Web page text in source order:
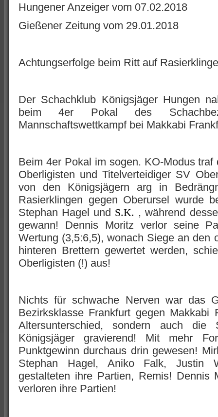
Hungener Anzeiger vom 07.02.2018
Gießener Zeitung vom 29.01.2018
Achtungserfolge beim Ritt auf
Der Schachklub Königsjäger Hungen
beim 4er Pokal des
Mannschaftswettkampf bei Makkabi
Beim 4er Pokal im sogen. KO-Modus
Oberligisten und Titelverteidiger SV
von den Königsjägern arg in
Rasierklingen gegen Oberursel wurde
Stephan Hagel und S.K. , während
gewann! Dennis Moritz verlor seine
Wertung (3,5:6,5), wonach Siege an den
hinteren Brettern gewertet werden,
Oberligisten (!) aus!
Nichts für schwache Nerven war das
Bezirksklasse Frankfurt gegen
Altersunterschied, sondern auch die
Königsjäger gravierend! Mit mehr
Punktgewinn durchaus drin gewesen!
Stephan Hagel, Aniko Falk, Justin
gestalteten ihre Partien, Remis! Dennis
verloren ihre Partien!